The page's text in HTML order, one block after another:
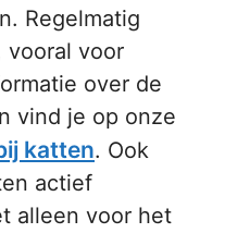
Regelmatig
vooral voor
over de
vind je op onze
katten. Ook
actief
alleen voor het